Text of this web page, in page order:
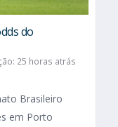
do
25 horas atrás
Brasileiro
em Porto